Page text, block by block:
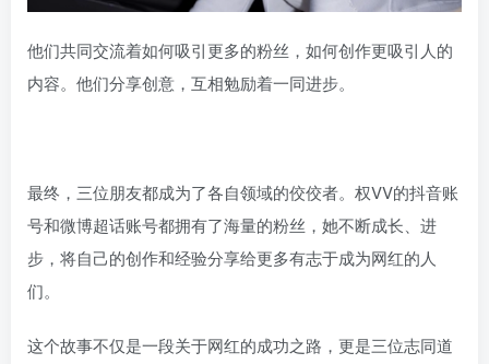
他们共同交流着如何吸引更多的粉丝，如何创作更吸引人的
内容。他们分享创意，互相勉励着一同进步。
最终，三位朋友都成为了各自领域的佼佼者。权VV的抖音账
号和微博超话账号都拥有了海量的粉丝，她不断成长、进
步，将自己的创作和经验分享给更多有志于成为网红的人
们。
这个故事不仅是一段关于网红的成功之路，更是三位志同道